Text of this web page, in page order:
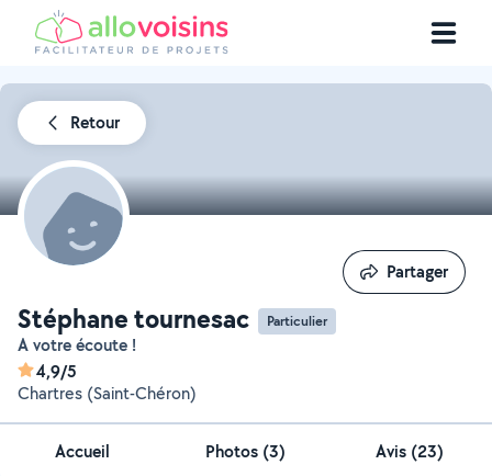
Retour
Stéphane tournesac Particulier
A votre écoute !
4,9/5
Chartres (Saint-Chéron)
Partager
Partager
Accueil Photos (3) Avis (23)